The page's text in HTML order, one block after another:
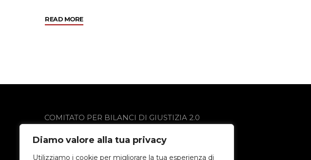
Diamo valore alla tua privacy
Utilizziamo i cookie per migliorare la tua esperienza di
READ MORE"Movimento
COMITATO PER BILANCI DI GIUSTIZIA 2.0
24021 Albino (BG)
Privacy Policy